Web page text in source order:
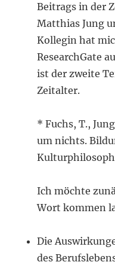
Beitrags in der
Matthias Jung
Kollegin hat
ResearchGate
ist der zweite
Zeitalter.
* Fuchs, T.,
um nichts.
Ich möchte
Wort kommen
Die
des